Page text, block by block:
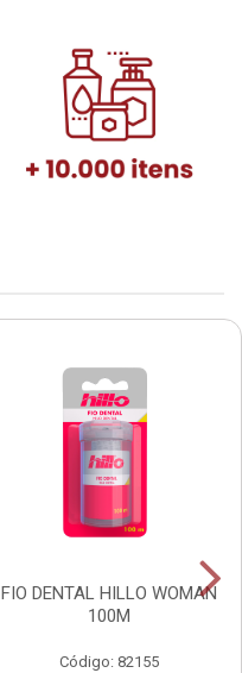
FIO DENTAL HILLO WOMAN
100M
Código: 82155